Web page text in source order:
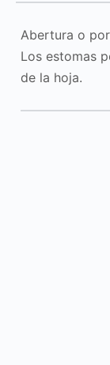
Abertura o
Los estomas
de la hoja.